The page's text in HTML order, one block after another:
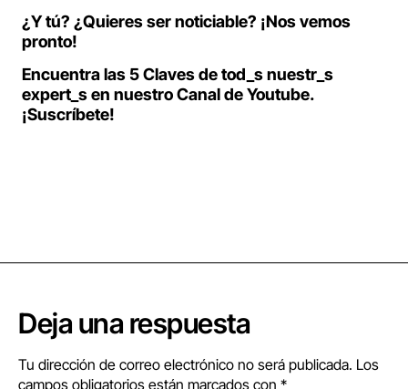
¿Y tú? ¿Quieres ser noticiable? ¡Nos vemos
pronto!
Encuentra las 5 Claves de tod_s nuestr_s
expert_s en nuestro Canal de Youtube.
¡Suscríbete!
Deja una respuesta
Tu dirección de correo electrónico no será publicada. Los
campos obligatorios están marcados con *